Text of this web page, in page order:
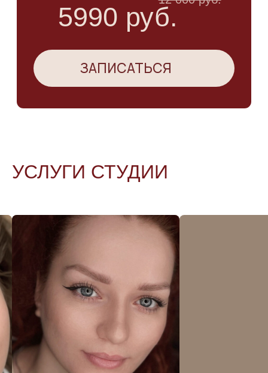
УСЛУГИ СТУДИИ
БРОВИ В ВОЛОСКОВОЙ ТЕХНИКЕ
Специальное предложение на запись
к мастеру